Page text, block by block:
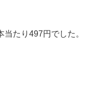
たり497円でした。